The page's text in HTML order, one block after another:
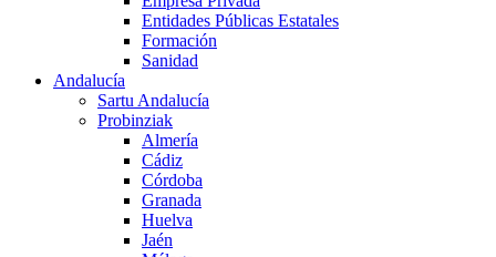
Entidades Públicas Estatales
Formación
Sanidad
Andalucía
Sartu Andalucía
Probinziak
Almería
Cádiz
Córdoba
Granada
Huelva
Jaén